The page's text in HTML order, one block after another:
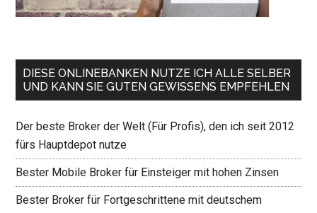
DIESE ONLINEBANKEN NUTZE ICH ALLE SELBER
UND KANN SIE GUTEN GEWISSENS EMPFEHLEN
Der beste Broker der Welt (Für Profis), den ich seit 2012
fürs Hauptdepot nutze
Bester Mobile Broker für Einsteiger mit hohen Zinsen
Bester Broker für Fortgeschrittene mit deutschem